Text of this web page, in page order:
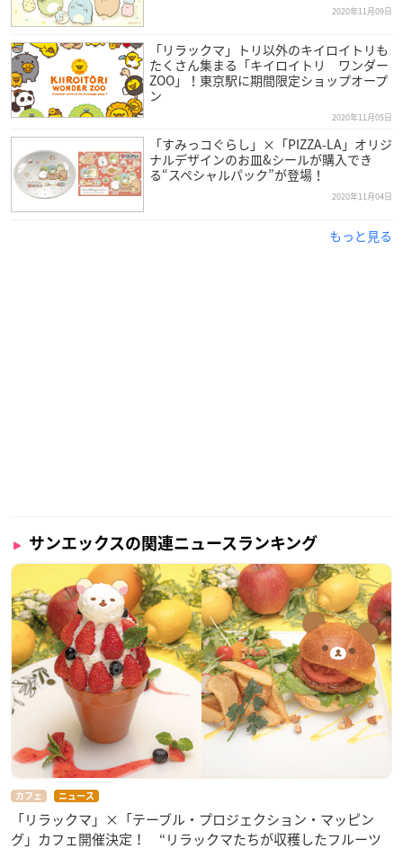
2020年11月09日
「リラックマ」トリ以外のキイロイトリも
たくさん集まる「キイロイトリ ワンダー
ZOO」！東京駅に期間限定ショップオープ
ン
2020年11月05日
「すみっコぐらし」×「PIZZA-LA」オリジ
ナルデザインのお皿&シールが購入でき
る“スペシャルパック”が登場！
2020年11月04日
もっと見る
サンエックスの関連ニュースランキング
カフェ ニュース
「リラックマ」×「テーブル・プロジェクション・マッピン
グ」カフェ開催決定！ “リラックマたちが収穫したフルーツ